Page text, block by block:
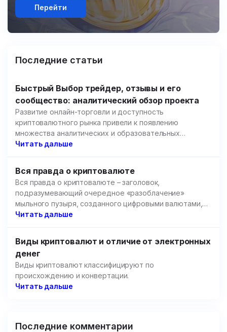
Перейти
Последние статьи
Быстрый Выбор трейдер, отзывы и его
сообщество: аналитический обзор проекта
Развитие онлайн-торговли и доступность
криптовалютного рынка привели к появлению
множества аналитических и образовательных
площадок.
Читать дальше
Вся правда о криптовалюте
Вся правда о криптовалюте – заголовок,
подразумевающий очередное «разоблачение»
мыльного пузыря, созданного цифровыми валютами,
но речь пойдет не об этом.
Читать дальше
Виды криптовалют и отличие от электронных
денег
Виды криптовалют классифицируют по
происхождению и конвертации.
Читать дальше
Последние комментарии